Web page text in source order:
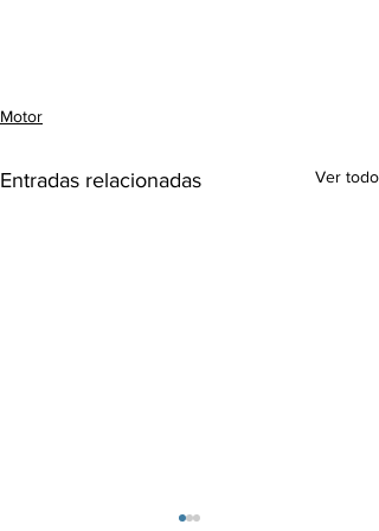
Motor
Entradas relacionadas Ver todo